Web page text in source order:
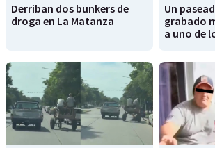
Derriban dos bunkers de
droga en La Matanza
Un
grabado
a uno de